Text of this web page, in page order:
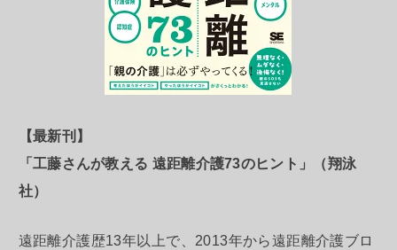
【最新刊】
「工藤さんが教える 遠距離介護73のヒント」（翔泳
社）
遠距離介護歴13年以上で、2013年から遠距離介護ブロ